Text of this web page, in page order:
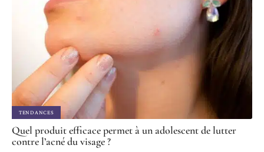
TENDANCES
Quel produit efficace permet à un adolescent de lutter
contre l’acné du visage ?